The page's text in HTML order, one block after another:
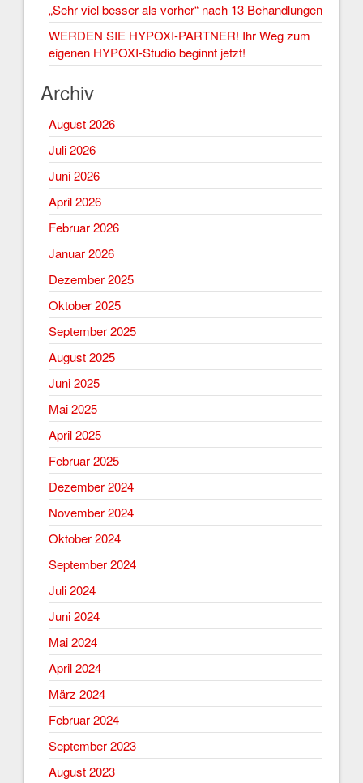
„Sehr viel besser als vorher“ nach 13 Behandlungen
WERDEN SIE HYPOXI-PARTNER! Ihr Weg zum
eigenen HYPOXI-Studio beginnt jetzt!
Archiv
August 2026
Juli 2026
Juni 2026
April 2026
Februar 2026
Januar 2026
Dezember 2025
Oktober 2025
September 2025
August 2025
Juni 2025
Mai 2025
April 2025
Februar 2025
Dezember 2024
November 2024
Oktober 2024
September 2024
Juli 2024
Juni 2024
Mai 2024
April 2024
März 2024
Februar 2024
September 2023
August 2023